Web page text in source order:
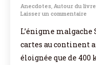
Anecdotes Autour du livre
Laisser un commentaire
L’énigme malgache
cartes au continent
éloignée que de 400